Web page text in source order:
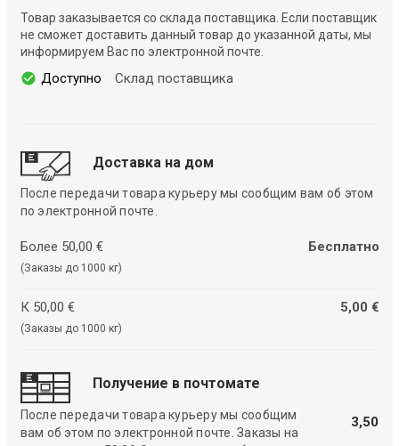
Товар заказывается со склада поставщика. Если поставщик
не сможет доставить данный товар до указанной даты, мы
информируем Вас по электронной почте.
Доступно Склад поставщика
Доставка на дом
После передачи товара курьеру мы сообщим вам об этом
по электронной почте.
Более 50,00 €
(Заказы до 1000 кг)
Бесплатно
К 50,00 €
(Заказы до 1000 кг)
5,00 €
Получение в почтомате
После передачи товара курьеру мы сообщим
вам об этом по электронной почте. Заказы на
3,50